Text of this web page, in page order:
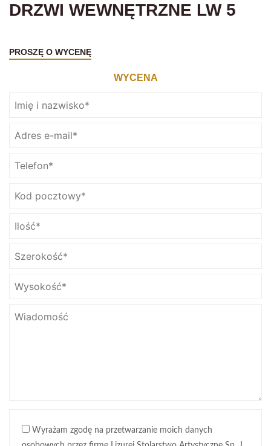
DRZWI WEWNĘTRZNE LW 5
PROSZĘ O WYCENĘ
WYCENA
Wyrażam zgodę na przetwarzanie moich danych